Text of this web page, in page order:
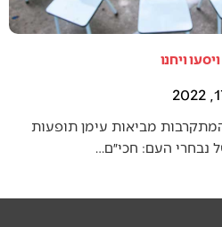
ויחנו
מביאות עימן תופעות
נבחרי העם: חכי״ם…